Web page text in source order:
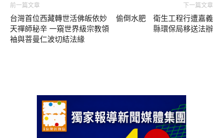
前一篇文章
台灣首位西藏轉世活佛皈依妙
天禪師秘辛 一窺世界級宗教領
袖與菩曼仁波切結法緣
下一篇文章
偷倒水肥 衛生工程行遭嘉義
縣環保局移送法辦